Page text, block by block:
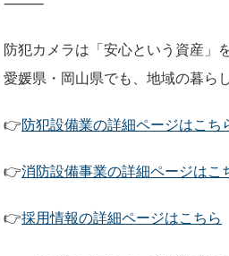
⸻
防犯カメラは「安心という資産」
愛媛県・岡山県でも、地域の暮ら
👉防犯設備業の詳細ページはこち
👉消防設備事業の詳細ページはこ
👉採用情報の詳細ページはこちら